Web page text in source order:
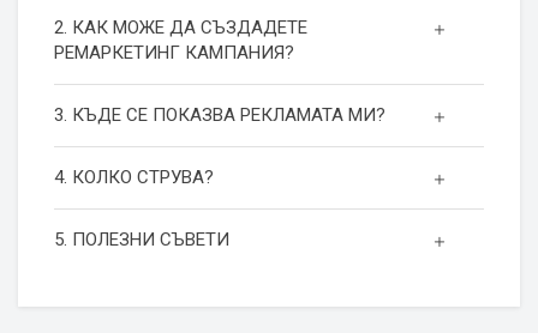
2. КАК МОЖЕ ДА СЪЗДАДЕТЕ
РЕМАРКЕТИНГ КАМПАНИЯ?
3. КЪДЕ СЕ ПОКАЗВА РЕКЛАМАТА МИ?
4. КОЛКО СТРУВА?
5. ПОЛЕЗНИ СЪВЕТИ